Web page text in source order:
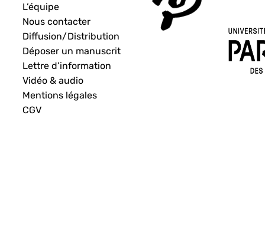
L’équipe
Nous contacter
Diffusion/Distribution
Déposer un manuscrit
Lettre d’information
Vidéo & audio
Mentions légales
CGV